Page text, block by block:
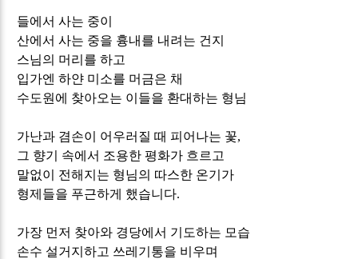
들에서 사는 중이
산에서 사는 중을 흉내를 내려는 건지
스님의 머리를 하고
입가엔 하얀 미소를 머금은 채
수도원에 찾아오는 이들을 환대하는 형님
가난과 겸손이 어우러질 때 피어나는 꽃,
그 향기 속에서 조용한 평화가 흐르고
말없이 전해지는 형님의 따스한 온기가
형제들을 푸근하게 했습니다.
가장 먼저 찾아와 경당에서 기도하는 모습
손수 설거지하고 쓰레기통을 비우며